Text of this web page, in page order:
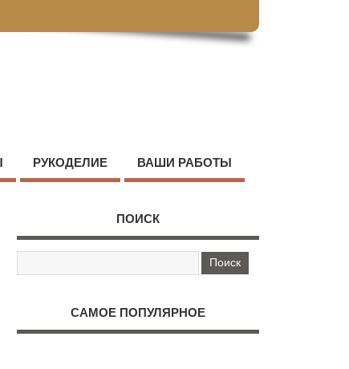
РУКОДЕЛИЕ ВАШИ РАБОТЫ
ПОИСК
САМОЕ ПОПУЛЯРНОЕ